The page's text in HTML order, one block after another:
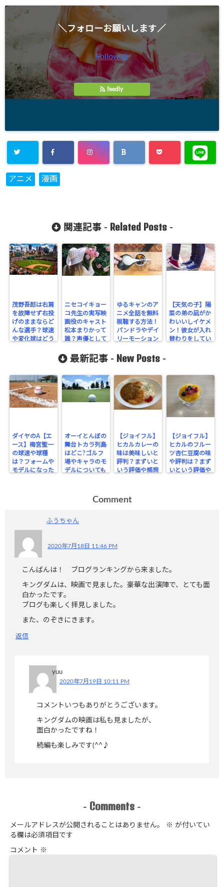
＼フォローお願いします／
Follow @
feedly
アニメ 漫画
関連記事 - Related Posts-
茂野吾郎は右肩
を故障せず右投
げのままならど
んな選手？球速
や変化球はどう
ニセコイキョー
コ先生の実写映
画役のキャスト
松本まりかって
誰？声優として
は？
ゆるキャンのア
ニメ全話を無料
視聴する方法！
パンドラやデイ
リーモーション
【天気の子】陽
菜の弟の凪がか
わいいしイケメ
ン！彼女が入れ
替わりをしてい
最新記事 - New Posts -
ダイヤのA【エ
ース】梅宮聖一
の球速や球種
は？フォームや
モデルになった
オーイとんぼの
舞台トカラ列島
はどこ?ゴルフ
場やキャラのモ
デルについても
【ジョイフル】
ヒカルカレーの
味は美味しいと
評判？まずいと
いう評価や感想
【ジョイフル】
ヒカルのフルー
ツ杏仁豆腐の味
や評判は？まず
いという評価や
Comment
ふうちゃん
2020年7月18日 11:46 PM
こんばんは！ ブログランキングから来ました。
キングダムは、映画で見ました。豪華な出演陣で、とても面
白かったです。
ブログも楽しく拝見しました。
また、のぞきにきます。
返信
yuu
2020年7月19日 10:11 PM
コメントいつもありがとうございます。
キングダムの映画は私も見ましたが、
面白かったですね！
続編も楽しみです(^^♪
- Comments -
メールアドレスが公開されることはありません。 ※ が付いてい
る欄は必須項目です
コメント ※